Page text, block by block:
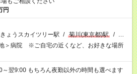
円
ょうスカイツリー駅 / 菊川(東京都)駅 / …
＞病院 ※ご自宅の近くなど、お好きな場所
～翌9:00 もちろん夜勤以外の時間も選べます